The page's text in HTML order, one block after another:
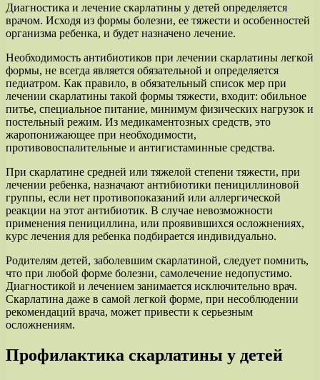
Диагностика и лечение скарлатины у детей определяется
врачом. Исходя из формы болезни, ее тяжести и особенностей
организма ребенка, и будет назначено лечение.
Необходимость антибиотиков при лечении скарлатины легкой
формы, не всегда является обязательной и определяется
педиатром. Как правило, в обязательный список мер при
лечении скарлатины такой формы тяжести, входит: обильное
питье, специальное питание, минимум физических нагрузок и
постельный режим. Из медикаментозных средств, это
жаропонижающее при необходимости,
противовоспалительные и антигистаминные средства.
При скарлатине средней или тяжелой степени тяжести, при
лечении ребенка, назначают антибиотики пенициллиновой
группы, если нет противопоказаний или аллергической
реакции на этот антибиотик. В случае невозможности
применения пенициллина, или проявившихся осложнениях,
курс лечения для ребенка подбирается индивидуально.
Родителям детей, заболевшим скарлатиной, следует помнить,
что при любой форме болезни, самолечение недопустимо.
Диагностикой и лечением занимается исключительно врач.
Скарлатина даже в самой легкой форме, при несоблюдении
рекомендаций врача, может привести к серьезным
осложнениям.
Профилактика скарлатины у детей